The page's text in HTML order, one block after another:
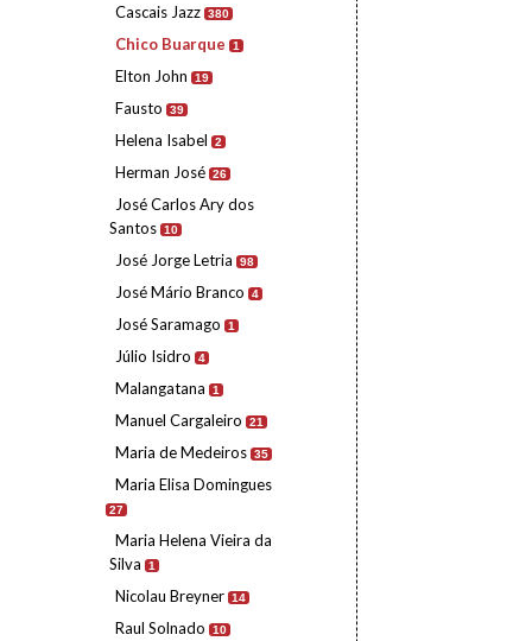
Cascais Jazz 380
Chico Buarque 1
Elton John 19
Fausto 39
Helena Isabel 2
Herman José 26
José Carlos Ary dos
Santos 10
José Jorge Letria 98
José Mário Branco 4
José Saramago 1
Júlio Isidro 4
Malangatana 1
Manuel Cargaleiro 21
Maria de Medeiros 35
Maria Elisa Domingues
27
Maria Helena Vieira da
Silva
1
Nicolau Breyner 14
Raul Solnado 10